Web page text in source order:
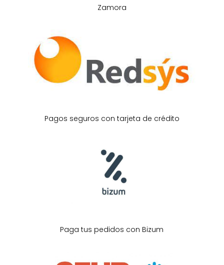
Zamora
Pagos seguros con tarjeta de crédito
Paga tus pedidos con Bizum